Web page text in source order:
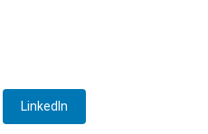
LinkedIn